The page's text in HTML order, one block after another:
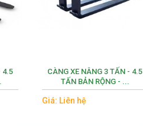
4.5
CÀNG XE NÂNG 3 TẤN - 4.5
TẤN BẢN RỘNG - ...
Giá: Liên hệ